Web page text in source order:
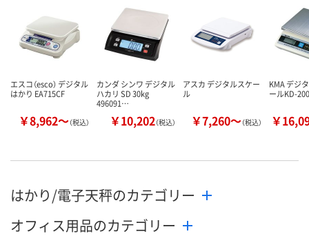
カゴへ カ
エスコ（esco） デジタル
はかり EA715CF
￥8,962～（税込）
カンダ シンワ デジタル
ハカリ SD 30kg
496091…
￥10,202（税込）
アスカ デジタルスケー
ル
￥7,260～（税込）
KMA デジ
ールKD-200
￥
はかり/電子天秤のカテゴリー
オフィス用品のカテゴリー